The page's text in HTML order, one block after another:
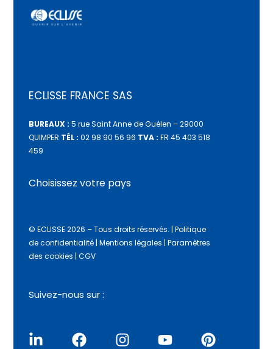
ECLISSE FRANCE SAS
BUREAUX : 5 rue Saint Anne de Guélen – 29000
QUIMPER TÉL : 02 98 90 56 96 TVA : FR 45 403 518
459
Choisissez votre pays
© ECLISSE 2026 – Tous droits réservés. |Politique
de confidentialité |Mentions légales |Paramètres
des cookies |CGV
Suivez-nous sur :